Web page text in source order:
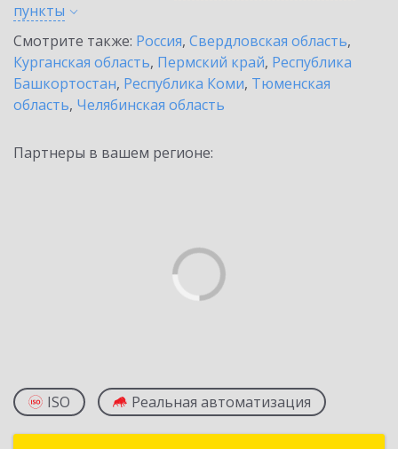
пункты
Смотрите также: Россия, Свердловская область,
Курганская область, Пермский край, Республика
Башкортостан, Республика Коми, Тюменская
область, Челябинская область
Партнеры в вашем регионе:
ISO Реальная автоматизация